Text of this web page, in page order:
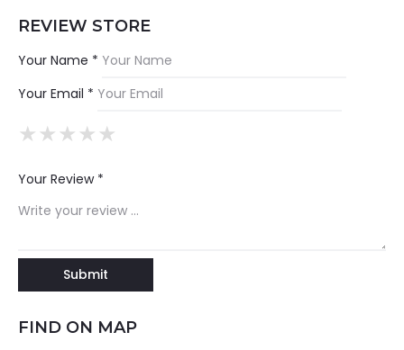
REVIEW STORE
Your Name *
Your Email *
★
★★
★★★
★★★★
★★★★★
Your Review *
FIND ON MAP